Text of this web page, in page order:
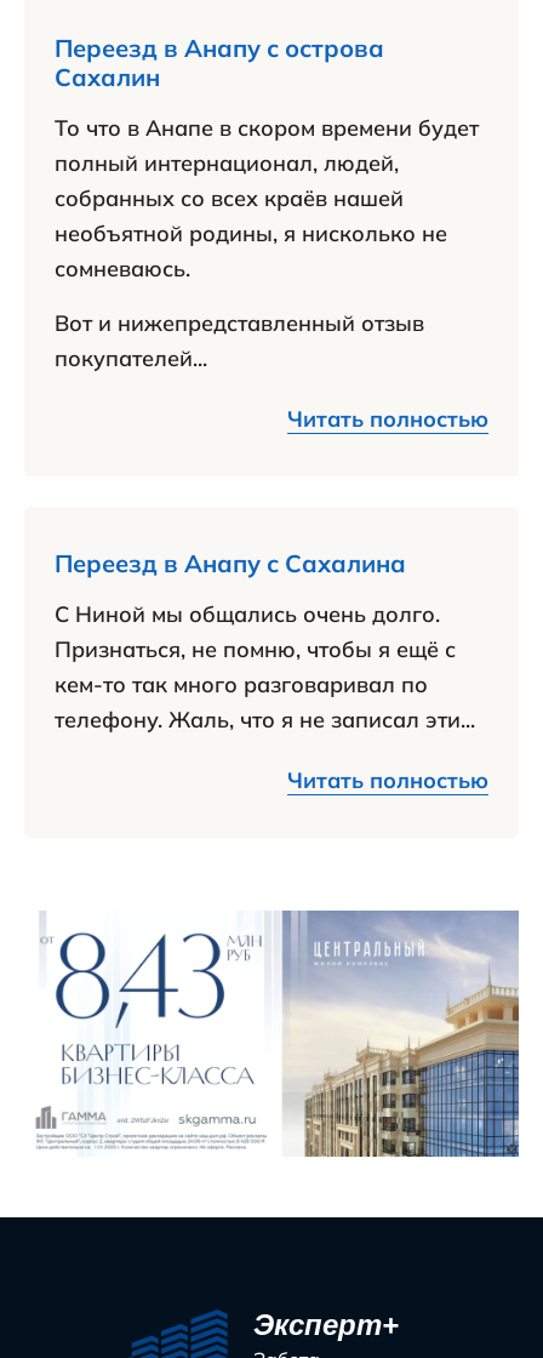
Переезд в Анапу с острова
Сахалин
То что в Анапе в скором времени будет
полный интернационал, людей,
собранных со всех краёв нашей
необъятной родины, я нисколько не
сомневаюсь.
Вот и нижепредставленный отзыв
покупателей...
Читать полностью
Переезд в Анапу с Сахалина
С Ниной мы общались очень долго.
Признаться, не помню, чтобы я ещё с
кем-то так много разговаривал по
телефону. Жаль, что я не записал эти...
Читать полностью
Эксперт+